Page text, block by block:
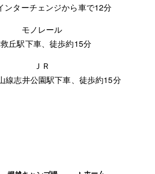
ンターチェンジから車で12分
モノレール
丘駅下車、徒歩約15分
ＪＲ
線志井公園駅下車、徒歩約15分